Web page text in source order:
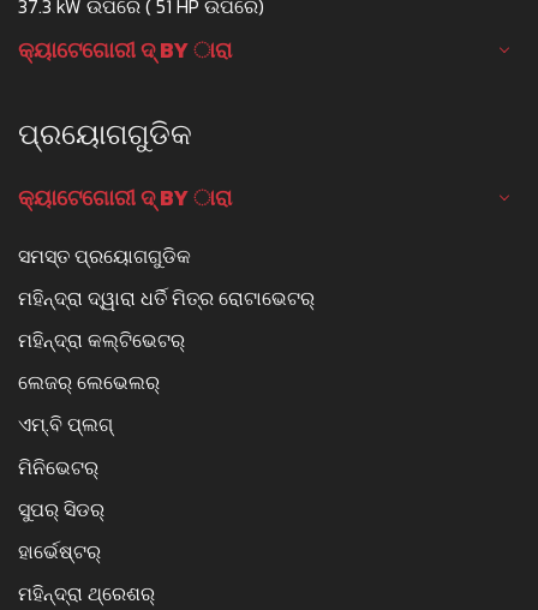
37.3 kW ଉପରେ ( 51 HP ଉପରେ)
କ୍ୟାଟେଗୋରୀ ଦ୍ BY ାରା
ପ୍ରୟୋଗଗୁଡିକ
କ୍ୟାଟେଗୋରୀ ଦ୍ BY ାରା
ସମସ୍ତ ପ୍ରୟୋଗଗୁଡିକ
ମହିନ୍ଦ୍ରା ଦ୍ୱାରା ଧର୍ତି ମିତ୍ର ରୋଟାଭେଟର୍
ମହିନ୍ଦ୍ରା କଲ୍ଟିଭେଟର୍
ଲେଜର୍ ଲେଭେଲର୍
ଏମ୍.ବି ପ୍ଲଗ୍
ମିନିଭେଟର୍
ସୁପର୍ ସିଡର୍
ହାର୍ଭେଷ୍ଟର୍
ମହିନ୍ଦ୍ରା ଥ୍ରେଶର୍